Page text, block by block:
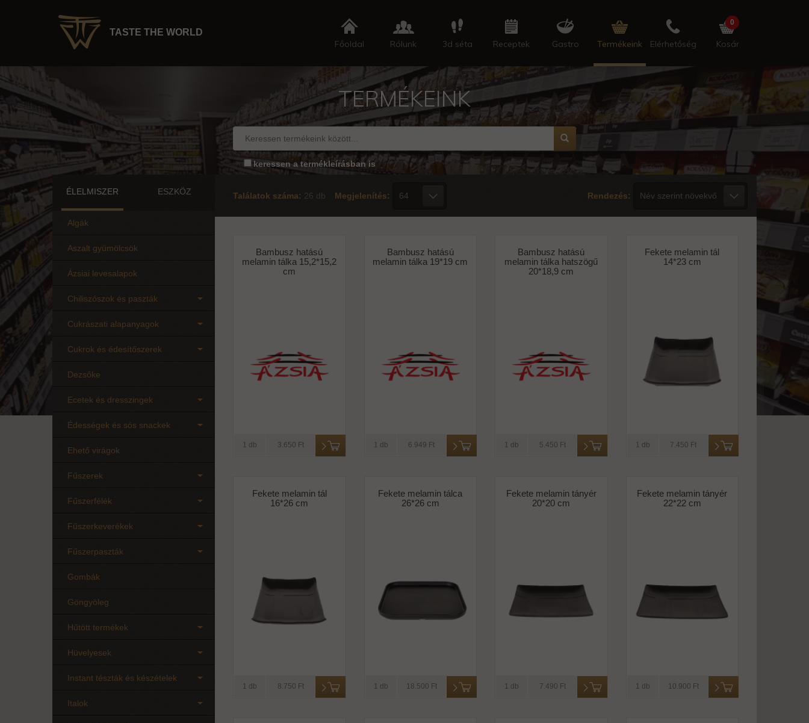
TASTE THE WORLD
Főoldal Rólunk 3d séta Receptek Gastro Termékeink Elérhetőség Kosár
0
TERMÉKEINK
keressen a termékleírásban is
ÉLELMISZER ESZKÖZ
Algák
Aszalt gyümölcsök
Ázsiai levesalapok
Chiliszószok és paszták
Cukrászati alapanyagok
Cukrok és édesítőszerek
Dezsőke
Ecetek és dresszingek
Édességek és sós snackek
Ehető virágok
Fűszerek
Fűszerfélék
Fűszerkeverékek
Fűszerpaszták
Gombák
Göngyöleg
Hűtött termékek
Hüvelyesek
Instant tészták és készételek
Italok
Találatok száma: 26 db Megjelenítés: Rendezés:
Bambusz hatású
melamin tálka 15,2*15,2
cm
1 db 3.650 Ft
Bambusz hatású
melamin tálka 19*19 cm
1 db 6.949 Ft
Bambusz hatású
melamin tálka hatszögű
20*18,9 cm
1 db 5.450 Ft
Fekete melamin tál
14*23 cm
1 db 7.450 Ft
Fekete melamin tál
16*26 cm
1 db 8.750 Ft
Fekete melamin tálca
26*26 cm
1 db 18.500 Ft
Fekete melamin tányér
20*20 cm
1 db 7.490 Ft
Fekete melamin tányér
22*22 cm
1 db 10.900 Ft